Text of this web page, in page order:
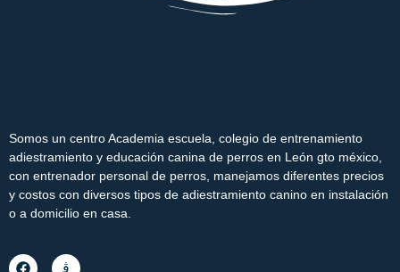
Somos un centro Academia escuela, colegio de entrenamiento
adiestramiento y educación canina de perros en León gto méxico,
con entrenador personal de perros, manejamos diferentes precios
y costos con diversos tipos de adiestramiento canino en instalación
o a domicilio en casa.